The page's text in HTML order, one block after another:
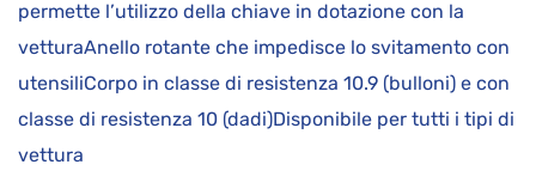
permette l’utilizzo della chiave in dotazione con la
vetturaAnello rotante che impedisce lo svitamento con
utensiliCorpo in classe di resistenza 10.9 (bulloni) e con
classe di resistenza 10 (dadi)Disponibile per tutti i tipi di
vettura